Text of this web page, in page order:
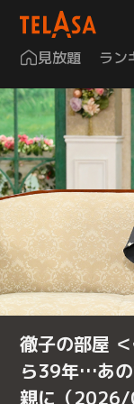
見放題 ラン
徹子の部屋
ら39年…あの
親に（2026/